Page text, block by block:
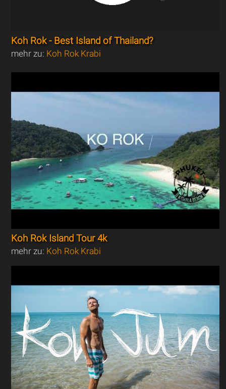
Koh Rok - Best Island of Thailand?
mehr zu: Koh Rok Krabi
Koh Rok Island Tour 4k
mehr zu: Koh Rok Krabi